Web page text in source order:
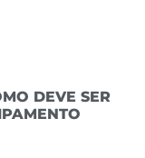
DEVE SER